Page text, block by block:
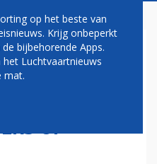
LEGT
OP
op het beste van
Krijg onbeperkt
bijbehorende Apps.
Luchtvaartnieuws
mat.